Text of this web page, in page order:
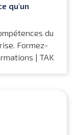
qu'un
du
Formez-
| TAK